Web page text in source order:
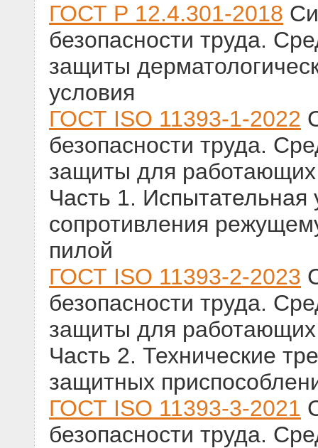
ГОСТ Р 12.4.301-2018
безопасности труда.
защиты
условия
ГОСТ ISO 11393-1-2022
безопасности труда.
защиты для
Часть 1. Испытательная
сопротивления
пилой
ГОСТ ISO 11393-2-2023
безопасности труда.
защиты для
Часть 2. Технические
защитных
ГОСТ ISO 11393-3-2021
безопасности труда.